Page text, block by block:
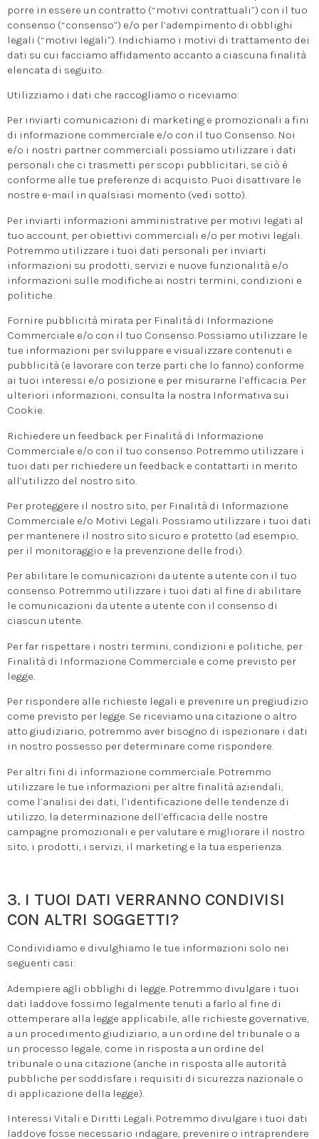
porre in essere un contratto (“motivi contrattuali”) con il tuo
consenso (“consenso”) e/o per l’adempimento di obblighi
legali (“motivi legali”). Indichiamo i motivi di trattamento dei
dati su cui facciamo affidamento accanto a ciascuna finalità
elencata di seguito.
Utilizziamo i dati che raccogliamo o riceviamo:
Per inviarti comunicazioni di marketing e promozionali a fini
di informazione commerciale e/o con il tuo Consenso. Noi
e/o i nostri partner commerciali possiamo utilizzare i dati
personali che ci trasmetti per scopi pubblicitari, se ciò è
conforme alle tue preferenze di acquisto. Puoi disattivare le
nostre e-mail in qualsiasi momento (vedi sotto).
Per inviarti informazioni amministrative per motivi legati al
tuo account, per obiettivi commerciali e/o per motivi legali.
Potremmo utilizzare i tuoi dati personali per inviarti
informazioni su prodotti, servizi e nuove funzionalità e/o
informazioni sulle modifiche ai nostri termini, condizioni e
politiche.
Fornire pubblicità mirata per Finalità di Informazione
Commerciale e/o con il tuo Consenso. Possiamo utilizzare le
tue informazioni per sviluppare e visualizzare contenuti e
pubblicità (e lavorare con terze parti che lo fanno) conforme
ai tuoi interessi e/o posizione e per misurarne l’efficacia. Per
ulteriori informazioni, consulta la nostra Informativa sui
Cookie.
Richiedere un feedback per Finalità di Informazione
Commerciale e/o con il tuo consenso. Potremmo utilizzare i
tuoi dati per richiedere un feedback e contattarti in merito
all’utilizzo del nostro sito.
Per proteggere il nostro sito, per Finalità di Informazione
Commerciale e/o Motivi Legali. Possiamo utilizzare i tuoi dati
per mantenere il nostro sito sicuro e protetto (ad esempio,
per il monitoraggio e la prevenzione delle frodi).
Per abilitare le comunicazioni da utente a utente con il tuo
consenso. Potremmo utilizzare i tuoi dati al fine di abilitare
le comunicazioni da utente a utente con il consenso di
ciascun utente.
Per far rispettare i nostri termini, condizioni e politiche, per
Finalità di Informazione Commerciale e come previsto per
legge.
Per rispondere alle richieste legali e prevenire un pregiudizio
come previsto per legge. Se riceviamo una citazione o altro
atto giudiziario, potremmo aver bisogno di ispezionare i dati
in nostro possesso per determinare come rispondere.
Per altri fini di informazione commerciale. Potremmo
utilizzare le tue informazioni per altre finalità aziendali,
come l’analisi dei dati, l’identificazione delle tendenze di
utilizzo, la determinazione dell’efficacia delle nostre
campagne promozionali e per valutare e migliorare il nostro
sito, i prodotti, i servizi, il marketing e la tua esperienza.
3. I TUOI DATI VERRANNO CONDIVISI
CON ALTRI SOGGETTI?
Condividiamo e divulghiamo le tue informazioni solo nei
seguenti casi:
Adempiere agli obblighi di legge. Potremmo divulgare i tuoi
dati laddove fossimo legalmente tenuti a farlo al fine di
ottemperare alla legge applicabile, alle richieste governative,
a un procedimento giudiziario, a un ordine del tribunale o a
un processo legale, come in risposta a un ordine del
tribunale o una citazione (anche in risposta alle autorità
pubbliche per soddisfare i requisiti di sicurezza nazionale o
di applicazione della legge).
Interessi Vitali e Diritti Legali. Potremmo divulgare i tuoi dati
laddove fosse necessario indagare, prevenire o intraprendere